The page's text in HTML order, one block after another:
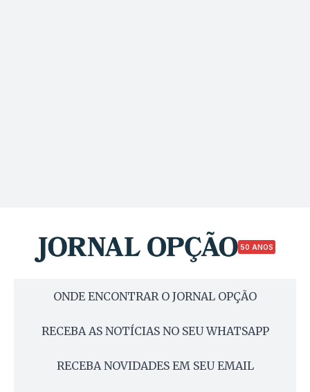
50 ANOS
ONDE ENCONTRAR O JORNAL OPÇÃO
RECEBA AS NOTÍCIAS NO SEU WHATSAPP
RECEBA NOVIDADES EM SEU EMAIL